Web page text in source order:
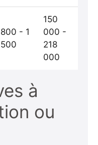
800 - 1
500
150
000 -
218
000
à
ou